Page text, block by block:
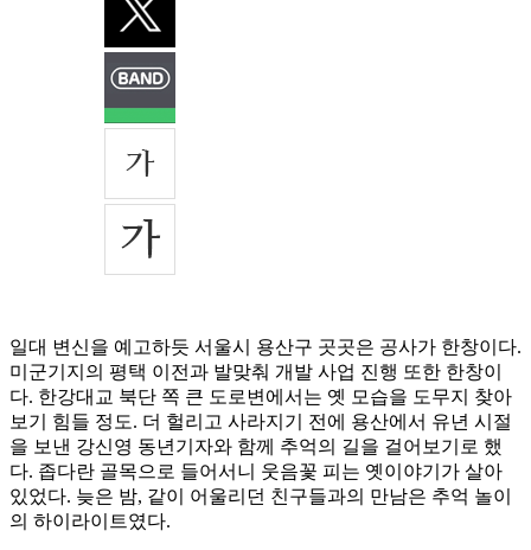
일대 변신을 예고하듯 서울시 용산구 곳곳은 공사가 한창이다.
미군기지의 평택 이전과 발맞춰 개발 사업 진행 또한 한창이
다. 한강대교 북단 쪽 큰 도로변에서는 옛 모습을 도무지 찾아
보기 힘들 정도. 더 헐리고 사라지기 전에 용산에서 유년 시절
을 보낸 강신영 동년기자와 함께 추억의 길을 걸어보기로 했
다. 좁다란 골목으로 들어서니 웃음꽃 피는 옛이야기가 살아
있었다. 늦은 밤, 같이 어울리던 친구들과의 만남은 추억 놀이
의 하이라이트였다.